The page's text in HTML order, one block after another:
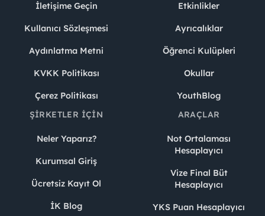
İletişime Geçin
Kullanıcı Sözleşmesi
Aydınlatma Metni
KVKK Politikası
Çerez Politikası
Etkinlikler
Ayrıcalıklar
Öğrenci Kulüpleri
Okullar
YouthBlog
ŞIRKETLER İÇIN
Neler Yaparız?
Kurumsal Giriş
Ücretsiz Kayıt Ol
İK Blog
ARAÇLAR
Not Ortalaması
Hesaplayıcı
Vize Final Büt
Hesaplayıcı
YKS Puan Hesaplayıcı